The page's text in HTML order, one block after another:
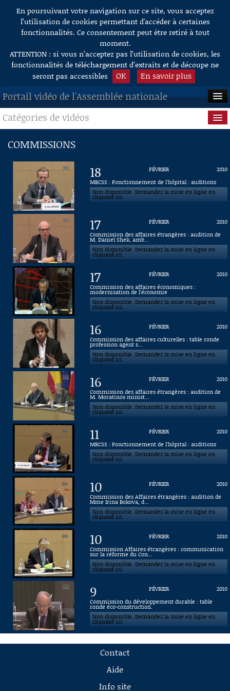
Aller au contenu
En poursuivant votre navigation sur ce site, vous acceptez
l’utilisation de cookies permettant d'accéder à certaines
fonctionnalités. Ce consentement peut être retiré à tout
moment.
ATTENTION : si vous n’acceptez pas l’utilisation de cookies, les
fonctionnalités de téléchargement d’extraits et de découpe ne
seront pas accessibles
OK En savoir plus
Portail vidéo de l'Assemblée nationale
ACCUEIL
EN DIRECT
À LA DEMANDE
RECHERCHE
AIDE À LA DÉCOUPE
DE VIDÉOS
Catégories de vidéos
Questions au Gouvernement
Commissions
Présidence
Évènements
Connaissance, Histoire
COMMISSIONS
18 FÉVRIER
2010
MECSS : Fonctionnement de l'hôpital : auditions
Non disponible. Demandez la mise en ligne en
cliquant ici.
17 FÉVRIER
2010
Commission des affaires étrangères : audition de
M. Daniel Shek, amb...
Non disponible. Demandez la mise en ligne en
cliquant ici.
17 FÉVRIER
2010
Commission des affaires économiques :
modernisation de l'économie
Non disponible. Demandez la mise en ligne en
cliquant ici.
16 FÉVRIER
2010
Commission des affaires culturelles : table ronde
profession agent s...
Non disponible. Demandez la mise en ligne en
cliquant ici.
16 FÉVRIER
2010
Commission des affaires étrangères : audition de
M. Moratinos minist...
Non disponible. Demandez la mise en ligne en
cliquant ici.
11 FÉVRIER
2010
MECSS : Fonctionnement de l'hôpital : auditions
Non disponible. Demandez la mise en ligne en
cliquant ici.
10 FÉVRIER
2010
Commission des Affaires étrangères : audition de
Mme Irina Bokova, d...
Non disponible. Demandez la mise en ligne en
cliquant ici.
10 FÉVRIER
2010
Commission Affaires étrangères : communication
sur la réforme du Con...
Non disponible. Demandez la mise en ligne en
cliquant ici.
9 FÉVRIER
2010
Commission du développement durable : table
ronde éco-construction.
Non disponible. Demandez la mise en ligne en
cliquant ici.
Contact
Aide
Info site